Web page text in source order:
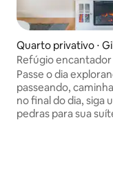
Quarto privativo ⋅
Refúgio
beira-mar
Passe o dia
passeando,
no final do dia, siga
pedras para sua